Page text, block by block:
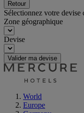
Retour
Sélectionnez votre devise
Zone géographique
Devise
Valider ma devise
World
Europe